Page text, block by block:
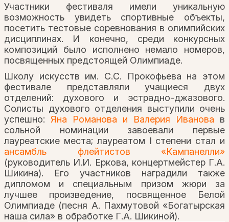
Участники фестиваля имели уникальную
возможность увидеть спортивные объекты,
посетить тестовые соревнования в олимпийских
дисциплинах. И конечно, среди конкурсных
композиций было исполнено немало номеров,
посвященных предстоящей Олимпиаде.
Школу искусств им. С.С. Прокофьева на этом
фестивале представляли учащиеся двух
отделений: духового и эстрадно-джазового.
Солисты духового отделения выступили очень
успешно: Яна Романова и Валерия Иванова в
сольной номинации завоевали первые
лауреатские места; лауреатом I степени стал и
ансамбль флейтистов «Кампанелли»
(руководитель И.И. Еркова, концертмейстер Г.А.
Шикина). Его участников наградили также
дипломом и специальным призом жюри за
лучшее произведение, посвященное Белой
Олимпиаде (песня А. Пахмутовой «Богатырская
наша сила» в обработке Г.А. Шикиной).